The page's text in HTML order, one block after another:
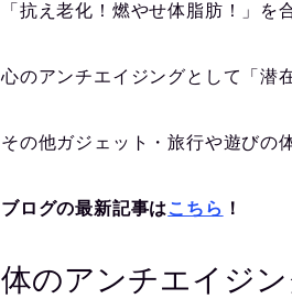
「抗え老化！燃やせ体脂肪！」を
心のアンチエイジングとして「潜
その他ガジェット・旅行や遊びの
ブログの最新記事はこちら ！
体のアンチエイジ